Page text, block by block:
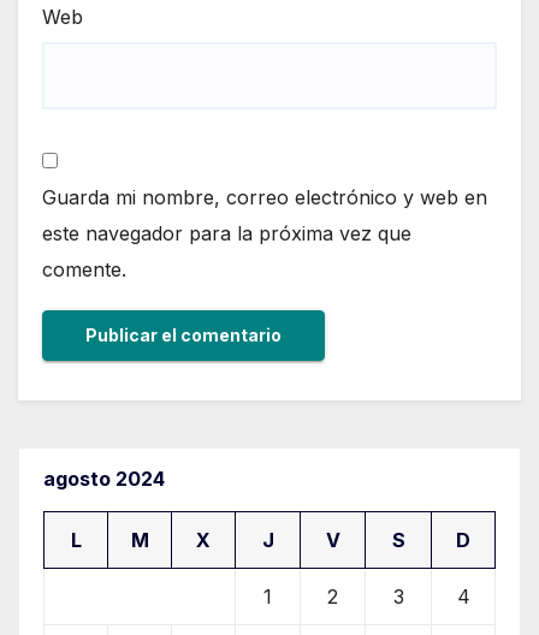
Web
Guarda mi nombre, correo electrónico y web en
este navegador para la próxima vez que
comente.
agosto 2024
L M X J V S D
1 2 3 4